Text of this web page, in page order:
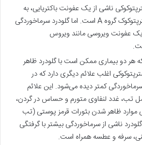
ناشی از یک عفونت باکتریایی، به
ویژه باکتری استرپتوکوک گروه A است. اما گلودرد سرماخوردگی
یک عفونت ویروسی مانند ویروس
هر دو بیماری ممکن است با گلودرد ظاهر
اغلب علائم دیگری دارد که در
کمتر دیده می‌شود. این علائم
تب، غدد لنفاوی متورم و حساس در گردن،
موارد ظاهر شدن بثورات قرمز پوستی (تب
ناشی از سرماخوردگی بیشتر با گرفتگی
سرفه و عطسه همراه است.